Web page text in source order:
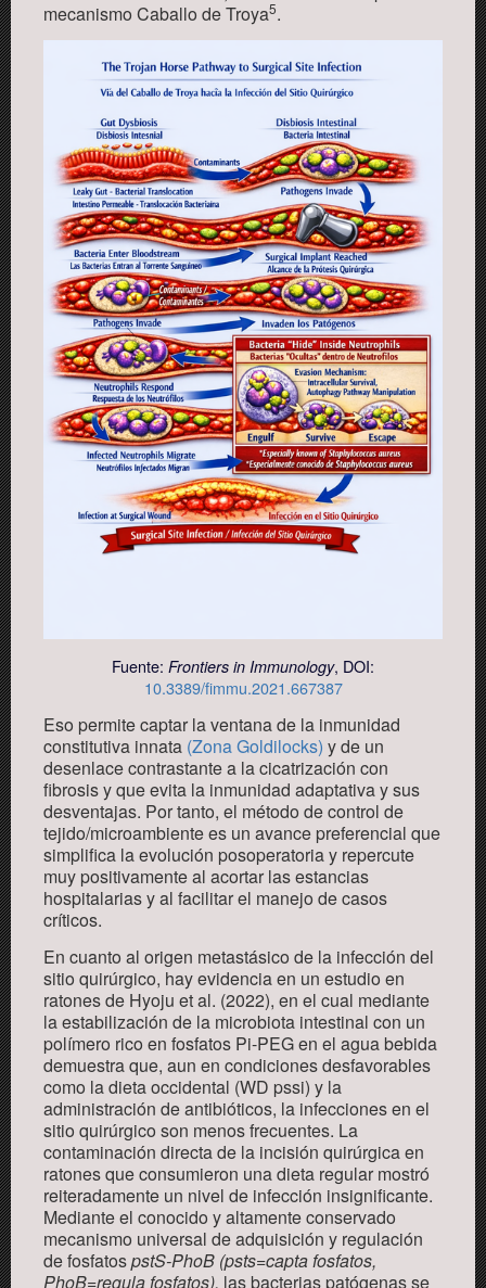
mecanismo Caballo de Troya5.
Fuente: Frontiers in Immunology, DOI:
10.3389/fimmu.2021.667387
Eso permite captar la ventana de la inmunidad
constitutiva innata (Zona Goldilocks) yde un
desenlace contrastante a lacicatrización con
fibrosisy queevita la inmunidad adaptativa y sus
desventajas. Por tanto, el método de control de
tejido/microambiente es un avance preferencial que
simplifica la evolución posoperatoria y repercute
muy positivamente al acortar las estancias
hospitalarias y al facilitar el manejo de casos
críticos.
En cuanto al origen metastásico de la infección del
sitio quirúrgico, hay evidencia en un estudio en
ratones de Hyoju et al. (2022), en el cual mediante
la estabilización de la microbiota intestinal con un
polímero rico en fosfatos Pi-PEG en el agua bebida
demuestra que, aun en condiciones desfavorables
como la dieta occidental (WD pssi) y la
administración de antibióticos, la infecciones en el
sitio quirúrgico son menos frecuentes. La
contaminación directa de la incisión quirúrgica en
ratonesque consumieron unadieta regular mostró
reiteradamente un nivel de infección insignificante.
Mediante el conocido y altamente conservado
mecanismo universal de adquisición y regulación
de fosfatospstS-PhoB (psts=capta fosfatos,
PhoB=regula fosfatos), las bacterias patógenasse